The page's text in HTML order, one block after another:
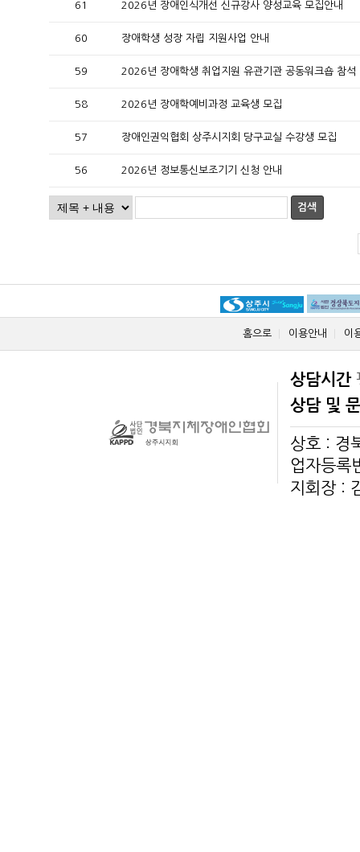
61 2026년 장애인식개선 신규강사 양성교육 모집안내
60 장애학생 성장 자립 지원사업 안내
59 2026년 장애학생 취업지원 유관기관 공동워크숍 참석
58 2026년 장애학예비과정 교육생 모집
57 장애인권익협회 상주시지회 당구교실 수강생 모집
56 2026년 정보통신보조기기 신청 안내
검색
홈으로 이용안내 이
상담시간
상담 및
상호 : 경
업자등
지회장 :